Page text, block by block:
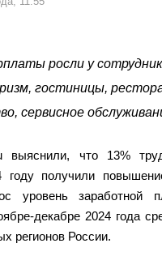
росли у
гостиницы,
сервисное
выяснили, что 13%
году получили
уровень заработной
декабре 2024 года
регионов России.